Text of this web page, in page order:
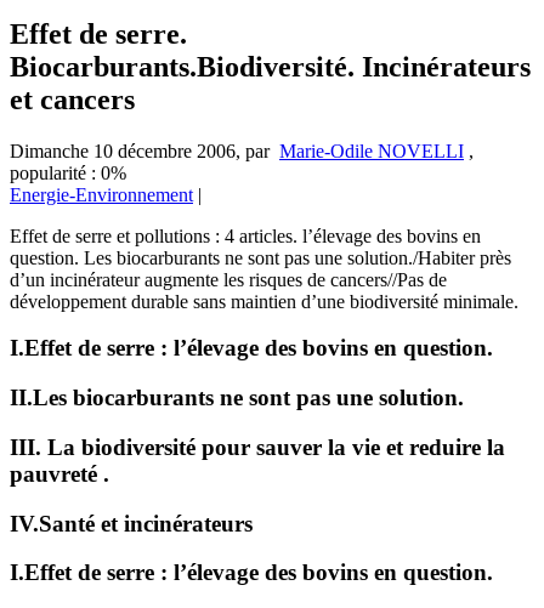
Effet de serre.
Biocarburants.Biodiversité. Incinérateurs
et cancers
Dimanche 10 décembre 2006, par Marie-Odile NOVELLI ,
popularité : 0%
Energie-Environnement |
Effet de serre et pollutions : 4 articles. l’élevage des bovins en
question. Les biocarburants ne sont pas une solution./Habiter près
d’un incinérateur augmente les risques de cancers//Pas de
développement durable sans maintien d’une biodiversité minimale.
I.Effet de serre : l’élevage des bovins en question.
II.Les biocarburants ne sont pas une solution.
III. La biodiversité pour sauver la vie et reduire la
pauvreté .
IV.Santé et incinérateurs
I.Effet de serre : l’élevage des bovins en question.